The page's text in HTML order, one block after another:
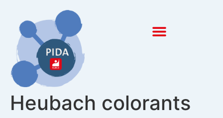
Heubach colorants